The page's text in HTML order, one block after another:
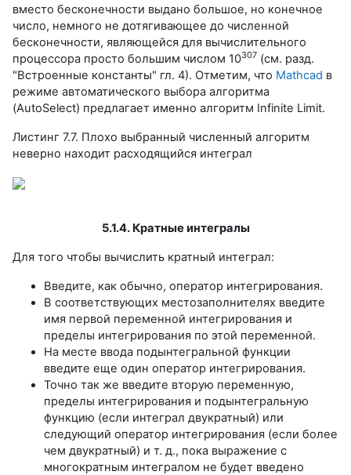
вместо бесконечности выдано большое, но конечное
число, немного не дотягивающее до численной
бесконечности, являющейся для вычислительного
процессора просто большим числом 10307 (см. разд.
"Встроенные константы" гл. 4). Отметим, что Mathcad в
режиме автоматического выбора алгоритма
(AutoSelect) предлагает именно алгоритм Infinite Limit.
Листинг 7.7. Плохо выбранный численный алгоритм
неверно находит расходящийся интеграл
5.1.4. Кратные интегралы
Для того чтобы вычислить кратный интеграл:
Введите, как обычно, оператор интегрирования.
В соответствующих местозаполнителях введите
имя первой переменной интегрирования и
пределы интегрирования по этой переменной.
На месте ввода подынтегральной функции
введите еще один оператор интегрирования.
Точно так же введите вторую переменную,
пределы интегрирования и подынтегральную
функцию (если интеграл двукратный) или
следующий оператор интегрирования (если более
чем двукратный) и т. д., пока выражение с
многократным интегралом не будет введено